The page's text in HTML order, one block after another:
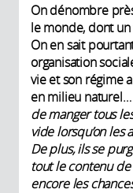
On dénombre
le monde, dont
On en sait
organisation
vie et son régime
en milieu naturel…
de manger tous
vide lorsqu’on les
De plus, ils se
tout le contenu
encore les